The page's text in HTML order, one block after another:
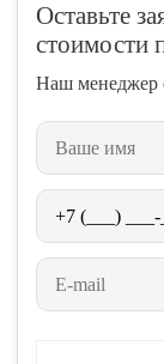
Оставьте
стоимости
Наш менеджер